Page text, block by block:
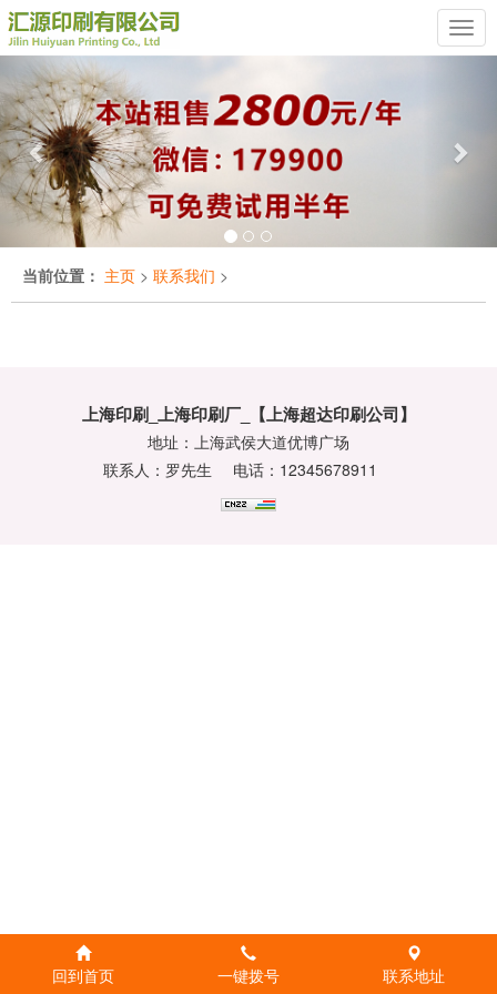
Previous
当前位置： 主页 > 联系我们 >
上海印刷_上海印刷厂_【上海超达印刷公司】
地址：上海武侯大道优博广场
联系人：罗先生
电话：12345678911
回到首页 一键拨号 联系地址